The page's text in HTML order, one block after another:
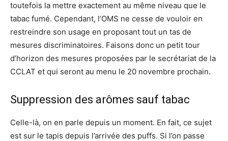
toutefois la mettre exactement au même niveau que le
tabac fumé. Cependant, l’OMS ne cesse de vouloir en
restreindre son usage en proposant tout un tas de
mesures discriminatoires. Faisons donc un petit tour
d’horizon des mesures proposées par le secrétariat de la
CCLAT et qui seront au menu le 20 novembre prochain.
Suppression des arômes sauf tabac
Celle-là, on en parle depuis un moment. En fait, ce sujet
est sur le tapis depuis l’arrivée des puffs. Si l’on passe